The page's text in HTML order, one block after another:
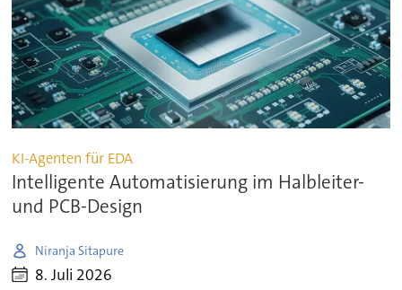
KI-Agenten für EDA
Intelligente Automatisierung im Halbleiter-
und PCB-Design
Niranja Sitapure
8. Juli 2026